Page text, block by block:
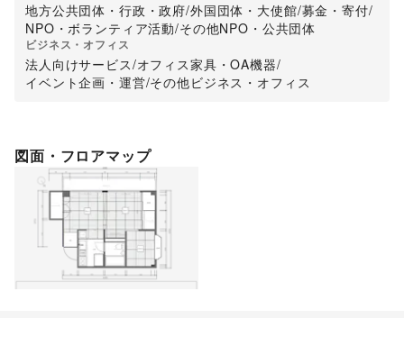
地方公共団体・行政・政府/外国団体・大使館/募金・寄付/
NPO・ボランティア活動/その他NPO・公共団体
ビジネス・オフィス
法人向けサービス/オフィス家具・OA機器/
イベント企画・運営/その他ビジネス・オフィス
図面・フロアマップ